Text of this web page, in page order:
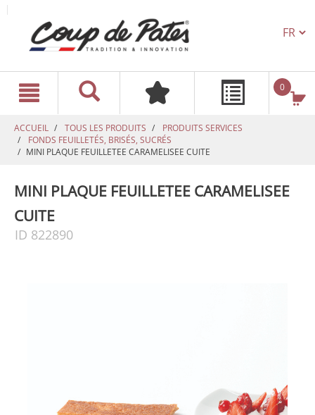
0
ACCUEIL TOUS LES PRODUITS
PRODUITS SERVICES
FONDS FEUILLETÉS, BRISÉS, SUCRÉS
MINI PLAQUE FEUILLETEE CARAMELISEE CUITE
MINI PLAQUE FEUILLETEE CARAMELISEE
CUITE
ID 822890